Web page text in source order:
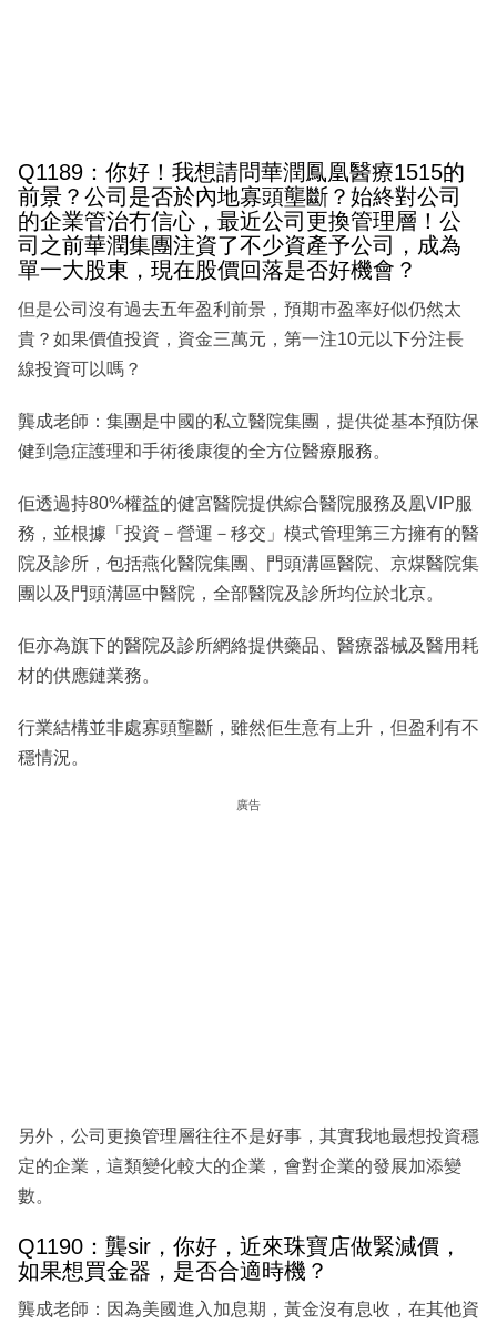
Q1189：你好！我想請問華潤鳳凰醫療1515的
前景？公司是否於內地寡頭壟斷？始終對公司
的企業管治冇信心，最近公司更換管理層！公
司之前華潤集團注資了不少資產予公司，成為
單一大股東，現在股價回落是否好機會？
但是公司沒有過去五年盈利前景，預期巿盈率好似仍然太
貴？如果價值投資，資金三萬元，第一注10元以下分注長
線投資可以嗎？
龔成老師：集團是中國的私立醫院集團，提供從基本預防保
健到急症護理和手術後康復的全方位醫療服務。
佢透過持80%權益的健宮醫院提供綜合醫院服務及凰VIP服
務，並根據「投資－營運－移交」模式管理第三方擁有的醫
院及診所，包括燕化醫院集團、門頭溝區醫院、京煤醫院集
團以及門頭溝區中醫院，全部醫院及診所均位於北京。
佢亦為旗下的醫院及診所網絡提供藥品、醫療器械及醫用耗
材的供應鏈業務。
行業結構並非處寡頭壟斷，雖然佢生意有上升，但盈利有不
穩情況。
廣告
另外，公司更換管理層往往不是好事，其實我地最想投資穩
定的企業，這類變化較大的企業，會對企業的發展加添變
數。
Q1190：龔sir，你好，近來珠寶店做緊減價，
如果想買金器，是否合適時機？
龔成老師：因為美國進入加息期，黃金沒有息收，在其他資